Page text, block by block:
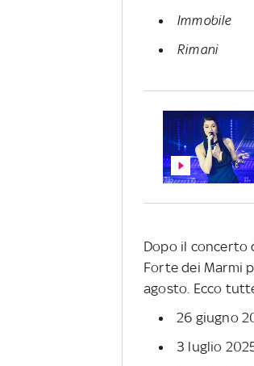
Immobile
Rimani
Dopo il concerto
Forte dei Marmi
agosto. Ecco
26 giugno
3 luglio